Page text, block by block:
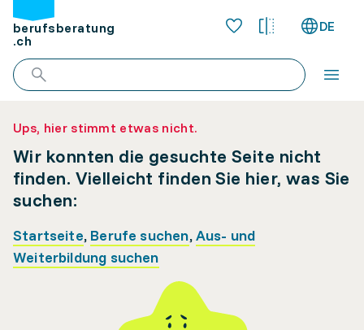
berufsberatung
.ch
DE
Ups, hier stimmt etwas nicht.
Wir konnten die gesuchte Seite nicht
finden. Vielleicht finden Sie hier, was Sie
suchen:
Startseite, Berufe suchen,Aus- und
Weiterbildung suchen